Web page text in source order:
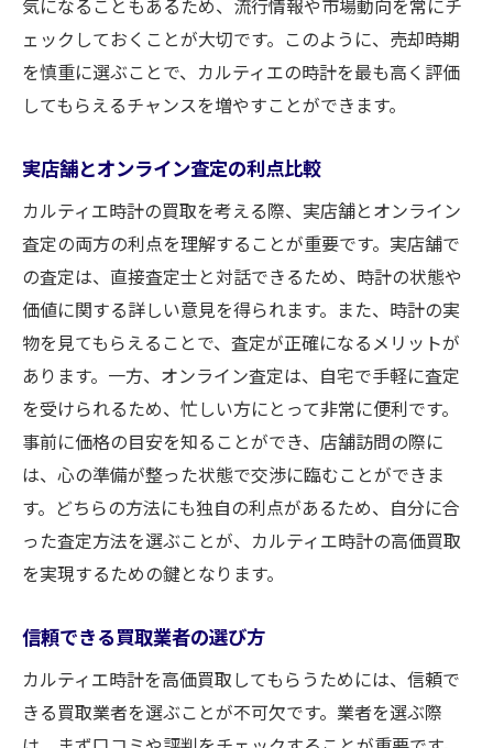
気になることもあるため、流行情報や市場動向を常にチ
ェックしておくことが大切です。このように、売却時期
を慎重に選ぶことで、カルティエの時計を最も高く評価
してもらえるチャンスを増やすことができます。
実店舗とオンライン査定の利点比較
カルティエ時計の買取を考える際、実店舗とオンライン
査定の両方の利点を理解することが重要です。実店舗で
の査定は、直接査定士と対話できるため、時計の状態や
価値に関する詳しい意見を得られます。また、時計の実
物を見てもらえることで、査定が正確になるメリットが
あります。一方、オンライン査定は、自宅で手軽に査定
を受けられるため、忙しい方にとって非常に便利です。
事前に価格の目安を知ることができ、店舗訪問の際に
は、心の準備が整った状態で交渉に臨むことができま
す。どちらの方法にも独自の利点があるため、自分に合
った査定方法を選ぶことが、カルティエ時計の高価買取
を実現するための鍵となります。
信頼できる買取業者の選び方
カルティエ時計を高価買取してもらうためには、信頼で
きる買取業者を選ぶことが不可欠です。業者を選ぶ際